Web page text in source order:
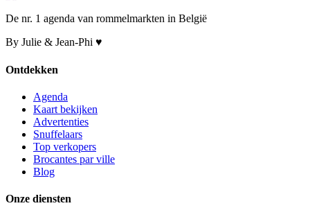
De nr. 1 agenda van rommelmarkten in België
By Julie & Jean-Phi ♥
Ontdekken
Agenda
Kaart bekijken
Advertenties
Snuffelaars
Top verkopers
Brocantes par ville
Blog
Onze diensten